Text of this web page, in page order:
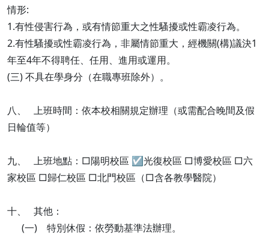
情形:
1.有性侵害行為，或有情節重大之性騷擾或性霸凌行為。
2.有性騷擾或性霸凌行為，非屬情節重大，經機關(構)議決1
年至4年不得聘任、任用、進用或運用。
(三) 不具在學身分（在職專班除外）。
八、 上班時間：依本校相關規定辦理（或需配合晚間及假
日輪值等）
九、 上班地點：□陽明校區 ☑光復校區 □博愛校區 □六
家校區 □歸仁校區 □北門校區（□含各教學醫院）
十、 其他：
(一) 特別休假：依勞動基準法辦理。